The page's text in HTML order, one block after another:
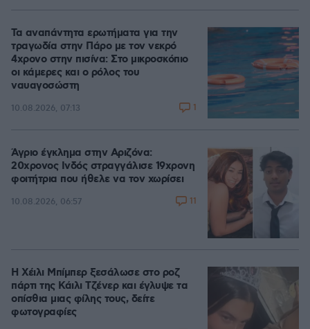
Τα αναπάντητα ερωτήματα για την
τραγωδία στην Πάρο με τον νεκρό
4χρονο στην πισίνα: Στο μικροσκόπιο
οι κάμερες και ο ρόλος του
ναυαγοσώστη
10.08.2026, 07:13 1
Άγριο έγκλημα στην Αριζόνα:
20χρονος Ινδός στραγγάλισε 19χρονη
φοιτήτρια που ήθελε να τον χωρίσει
10.08.2026, 06:57 11
Η Χέιλι Μπίμπερ ξεσάλωσε στο ροζ
πάρτι της Κάιλι Τζένερ και έγλυψε τα
οπίσθια μιας φίλης τους, δείτε
φωτογραφίες